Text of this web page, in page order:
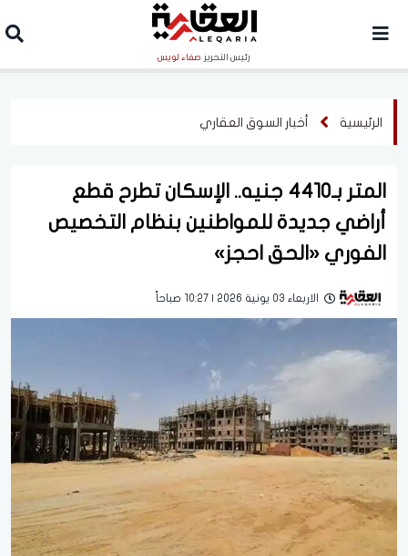
رئيس التحرير صفاء لويس
الرئيسية أخبار السوق العقاري
المتر بـ4410 جنيه.. الإسكان تطرح قطع
أراضي جديدة للمواطنين بنظام التخصيص
الفوري «الحق احجز»
الاربعاء 03 يونية 2026 | 10:27 صباحاً